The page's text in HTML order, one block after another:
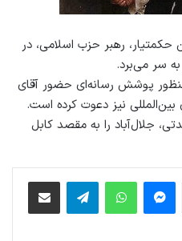
رهبر حزب اسلامی، در
به سر می‌برد.
پوشش رسانه‌ای حضور آقای
بین‌المللی نیز دعوت کرده است.
جلال‌آباد را به مقصد کابل
پیام رسان واتس آپ